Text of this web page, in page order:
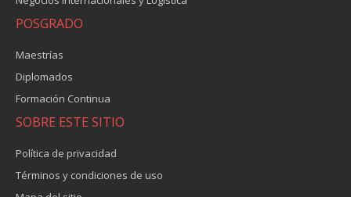
POSGRADO
Maestrías
Diplomados
Formación Continua
SOBRE ESTE SITIO
Política de privacidad
Términos y condiciones de uso